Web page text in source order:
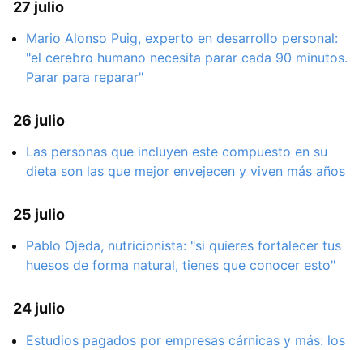
27 julio
Mario Alonso Puig, experto en desarrollo personal:
"el cerebro humano necesita parar cada 90 minutos.
Parar para reparar"
26 julio
Las personas que incluyen este compuesto en su
dieta son las que mejor envejecen y viven más años
25 julio
Pablo Ojeda, nutricionista: "si quieres fortalecer tus
huesos de forma natural, tienes que conocer esto"
24 julio
Estudios pagados por empresas cárnicas y más: los